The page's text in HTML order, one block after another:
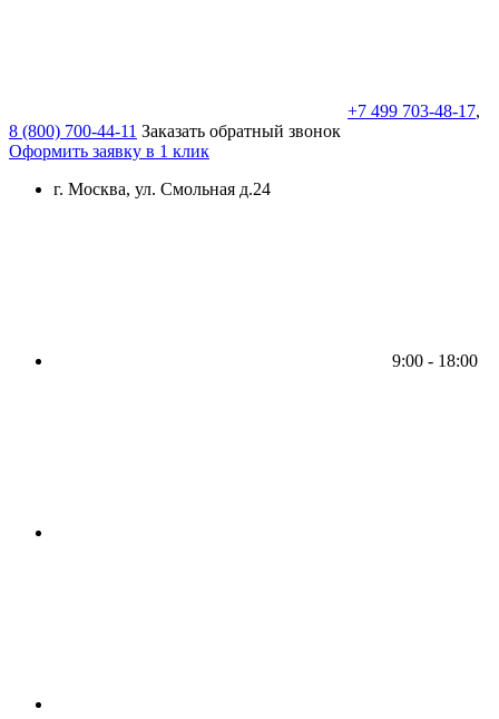
+7 499 703-48-17,
8 (800) 700-44-11 Заказать обратный звонок
Оформить заявку в 1 клик
г. Москва, ул. Смольная д.24
9:00 - 18:00